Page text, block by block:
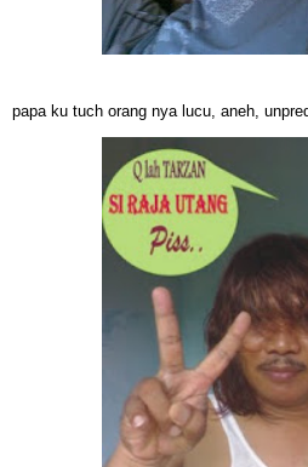
papa ku tuch orang nya lucu, aneh,